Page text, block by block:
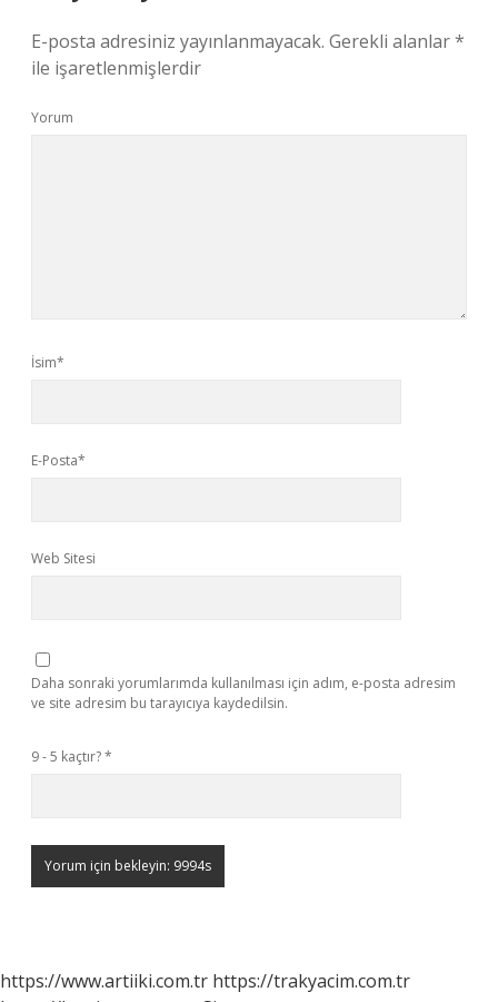
E-posta adresiniz yayınlanmayacak. Gerekli alanlar*
ile işaretlenmişlerdir
Yorum
İsim*
E-Posta*
Web Sitesi
Daha sonraki yorumlarımda kullanılması için adım, e-posta adresim
ve site adresim bu tarayıcıya kaydedilsin.
9 - 5 kaçtır?*
https://www.artiiki.com.tr https://trakyacim.com.tr